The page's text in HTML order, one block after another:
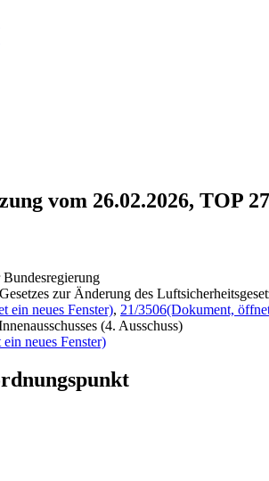
vom 26.02.2026, TOP
zur Änderung des
ein neues Fenster), 21/3506(Dokument,
(4. Ausschuss)
neues Fenster)